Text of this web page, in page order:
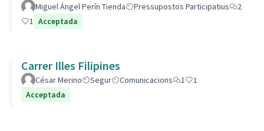
Miguel Ángel Perín Tienda Pressupostos Participatius
2
1 Acceptada
Carrer Illes Filipines
César Merino Segur Comunicacions 1
1
Acceptada